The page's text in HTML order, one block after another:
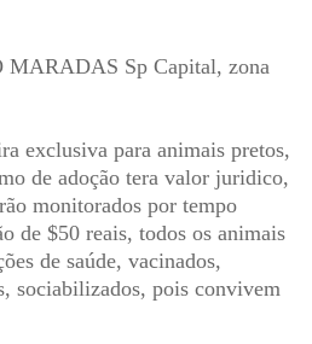
MARADAS Sp Capital, zona
exclusiva para animais pretos,
de adoção tera valor juridico,
monitorados por tempo
de $50 reais, todos os animais
de saúde, vacinados,
sociabilizados, pois convivem